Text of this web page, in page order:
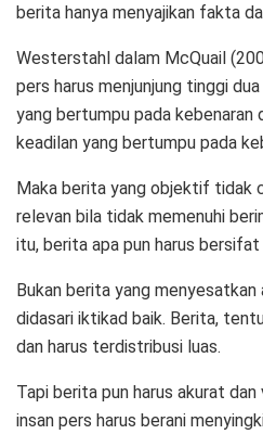
berita hanya menyajikan fakta
Westerstahl dalam McQuail
pers harus menjunjung tinggi
yang bertumpu pada kebenaran
keadilan yang bertumpu pada
Maka berita yang objektif tidak
relevan bila tidak memenuhi
itu, berita apa pun harus
Bukan berita yang
didasari iktikad baik. Berita,
dan harus terdistribusi luas.
Tapi berita pun harus akurat dan
insan pers harus berani